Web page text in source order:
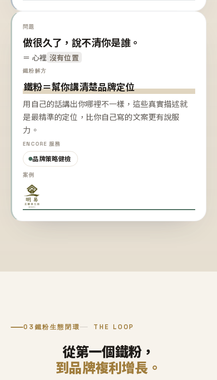
問題
做很久了，說不清你是誰。
＝ 心裡 沒有位置
鐵粉解方
鐵粉＝幫你講清楚品牌定位
用自己的話講出你哪裡不一樣，這些真實描述就
是最精準的定位，比你自己寫的文案更有說服
力。
ENCORE 服務
品牌策略健檢
案例
03 鐵粉生態閉環 THE LOOP
從第一個鐵粉，
到品牌複利增長。